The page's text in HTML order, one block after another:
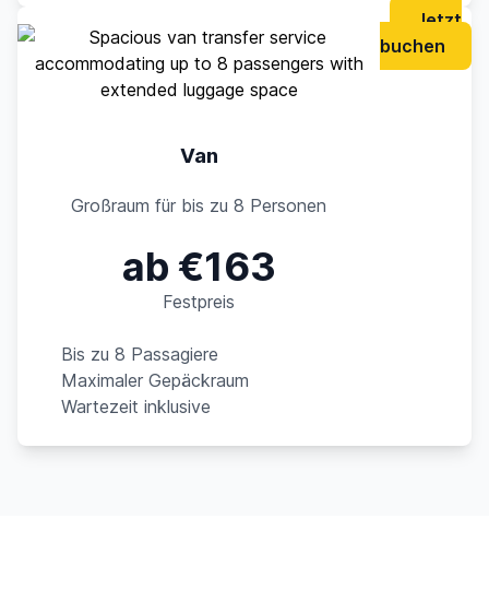
Van
Großraum für bis zu 8 Personen
ab €163
Festpreis
Bis zu 8 Passagiere
Maximaler Gepäckraum
Wartezeit inklusive
Jetzt
buchen